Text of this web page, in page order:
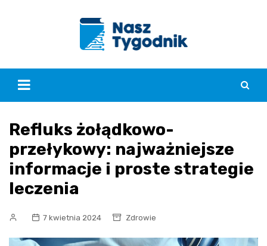
Refluks żołądkowo-
przełykowy: najważniejsze
informacje i proste strategie
leczenia
7 kwietnia 2024 Zdrowie